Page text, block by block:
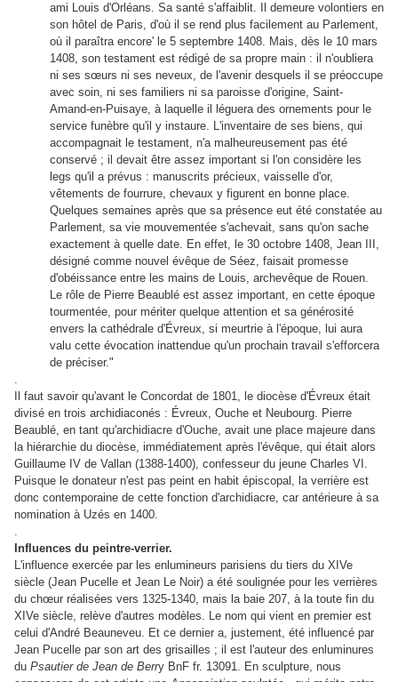
ami Louis d'Orléans. Sa santé s'affaiblit. Il demeure volontiers en
son hôtel de Paris, d'où il se rend plus facilement au Parlement,
où il paraîtra encore' le 5 septembre 1408. Mais, dès le 10 mars
1408, son testament est rédigé de sa propre main : il n'oubliera
ni ses sœurs ni ses neveux, de l'avenir desquels il se préoccupe
avec soin, ni ses familiers ni sa paroisse d'origine, Saint-
Amand-en-Puisaye, à laquelle il léguera des ornements pour le
service funèbre qu'il y instaure. L'inventaire de ses biens, qui
accompagnait le testament, n'a malheureusement pas été
conservé ; il devait être assez important si l'on considère les
legs qu'il a prévus : manuscrits précieux, vaisselle d'or,
vêtements de fourrure, chevaux y figurent en bonne place.
Quelques semaines après que sa présence eut été constatée au
Parlement, sa vie mouvementée s'achevait, sans qu'on sache
exactement à quelle date. En effet, le 30 octobre 1408, Jean III,
désigné comme nouvel évêque de Séez, faisait promesse
d'obéissance entre les mains de Louis, archevêque de Rouen.
Le rôle de Pierre Beaublé est assez important, en cette époque
tourmentée, pour mériter quelque attention et sa générosité
envers la cathédrale d'Évreux, si meurtrie à l'époque, lui aura
valu cette évocation inattendue qu'un prochain travail s'efforcera
de préciser."
.
Il faut savoir qu'avant le Concordat de 1801, le diocèse d'Évreux était
divisé en trois archidiaconés : Évreux, Ouche et Neubourg. Pierre
Beaublé, en tant qu'archidiacre d'Ouche, avait une place majeure dans
la hiérarchie du diocèse, immédiatement après l'évêque, qui était alors
Guillaume IV de Vallan (1388-1400), confesseur du jeune Charles VI.
Puisque le donateur n'est pas peint en habit épiscopal, la verrière est
donc contemporaine de cette fonction d'archidiacre, car antérieure à sa
nomination à Uzés en 1400.
.
Influences du peintre-verrier.
L'influence exercée par les enlumineurs parisiens du tiers du XIVe
siècle (Jean Pucelle et Jean Le Noir) a été soulignée pour les verrières
du chœur réalisées vers 1325-1340, mais la baie 207, à la toute fin du
XIVe siècle, relève d'autres modèles. Le nom qui vient en premier est
celui d'André Beauneveu. Et ce dernier a, justement, été influencé par
Jean Pucelle par son art des grisailles ; il est l'auteur des enluminures
du Psautier de Jean de Berry BnF fr. 13091. En sculpture, nous